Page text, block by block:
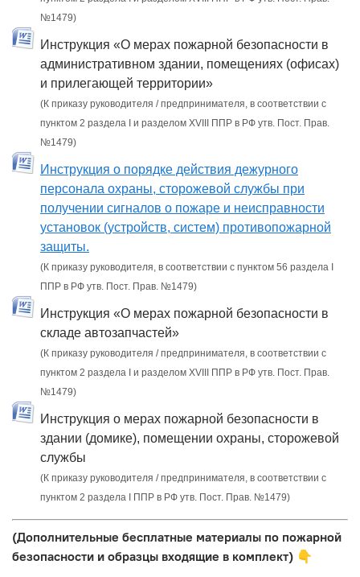
№1479)
Инструкция «О мерах пожарной безопасности в
административном здании, помещениях (офисах)
и прилегающей территории»
(К приказу руководителя / предпринимателя, в соответствии с
пунктом 2 раздела I и разделом XVIII ППР в РФ утв. Пост. Прав.
№1479)
Инструкция о порядке действия дежурного
персонала охраны, сторожевой службы при
получении сигналов о пожаре и неисправности
установок (устройств, систем) противопожарной
защиты.
(К приказу руководителя, в соответствии с пунктом 56 раздела I
ППР в РФ утв. Пост. Прав. №1479)
Инструкция «О мерах пожарной безопасности в
складе автозапчастей»
(К приказу руководителя / предпринимателя, в соответствии с
пунктом 2 раздела I и разделом XVIII ППР в РФ утв. Пост. Прав.
№1479)
Инструкция о мерах пожарной безопасности в
здании (домике), помещении охраны, сторожевой
службы
(К приказу руководителя / предпринимателя, в соответствии с
пунктом 2 раздела I ППР в РФ утв. Пост. Прав. №1479)
(Дополнительные бесплатные материалы по пожарной
безопасности и образцы входящие в комплект) 👇